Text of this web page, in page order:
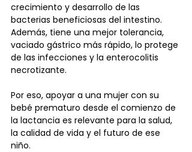
crecimiento y desarrollo de las
bacterias beneficiosas del intestino.
Además, tiene una mejor tolerancia,
vaciado gástrico más rápido, lo protege
de las infecciones y la enterocolitis
necrotizante.
Por eso, apoyar a una mujer con su
bebé prematuro desde el comienzo de
la lactancia es relevante para la salud,
la calidad de vida y el futuro de ese
niño.